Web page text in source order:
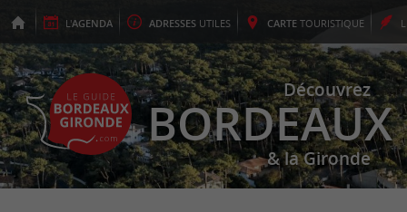
L'AGENDA ADRESSES UTILES CARTE TOURISTIQUE
Découvrez
BORDEAUX
& la Gironde